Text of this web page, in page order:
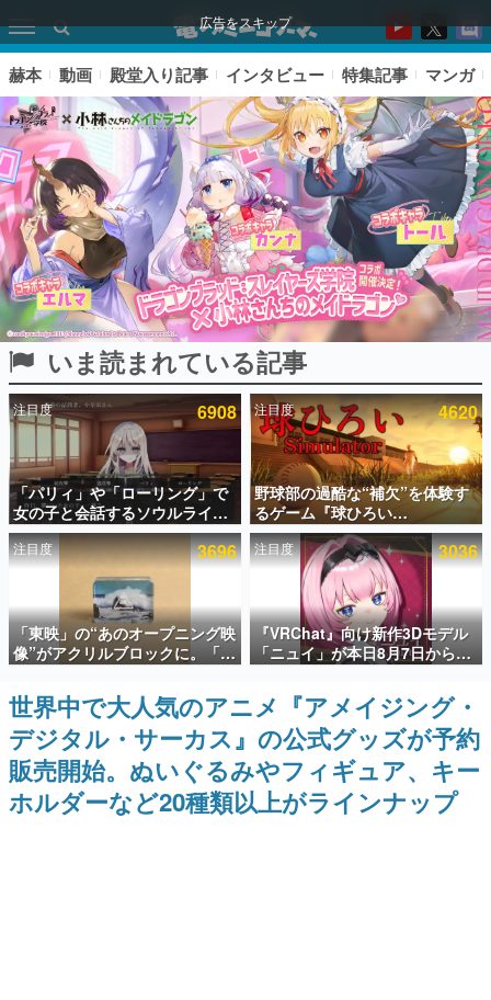
広告をスキップ
ピックアップ
電ファミのいま読まれている記事ランキング
アプリセール情報
インタビュー
連載・特集一覧
殿堂入り記事
SNS拡散数が数千以上！ ページビュー数万以上！ などな
ど。多くの人々に読まれた、電ファミ渾身の“殿堂入り”記
事をまとめました。
ゲームの企画書
名作ゲームクリエイターの方々に製作時のエピソードをお
聞きし、ヒットする企画（ゲーム）とは何か？を探ってい
きます。
赫本
この物語を解いてはいけない。『赫本』は、〈試験問題〉
赫本 動画 殿堂入り記事 インタビュー 特集記事 マンガ
いま読まれている記事
注目度 6908
「パリィ」や「ローリング」で
女の子と会話するソウルライク
恋愛ゲーム『小早川さんはソウ
ルライク』無料公開。返事に失
敗すると「YOU DIED」
注目度 4620
野球部の過酷な“補欠”を体験す
るゲーム『球ひろい
Simulator』が「1件」のウィッ
シュリストをもとにチェコ語に
対応しSNSで話題に。『キング
ダム・カム』開発元やチェコの
プロ野球選手から称賛の声
注目度 3696
「東映」の“あのオープニング映
像”がアクリルブロックに。「東
映ヒストリカル グッズコレクシ
ョン」が8月下旬より発売
注目度 3036
『VRChat』向け新作3Dモデル
「ニュイ」が本日8月7日から
BOOTHにて発売。瞳に光る星
や感情豊かな表情が、小悪魔か
わいい
世界中で大人気のアニメ『アメイジング・
デジタル・サーカス』の公式グッズが予約
販売開始。ぬいぐるみやフィギュア、キー
ホルダーなど20種類以上がラインナップ